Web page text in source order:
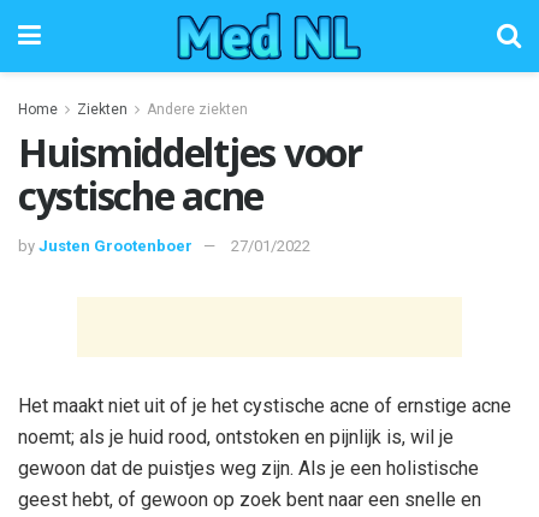
Home Ziekten Andere ziekten
Huismiddeltjes voor
cystische acne
by Justen Grootenboer 27/01/2022
Het maakt niet uit of je het cystische acne of ernstige acne
noemt; als je huid rood, ontstoken en pijnlijk is, wil je
gewoon dat de puistjes weg zijn. Als je een holistische
geest hebt, of gewoon op zoek bent naar een snelle en